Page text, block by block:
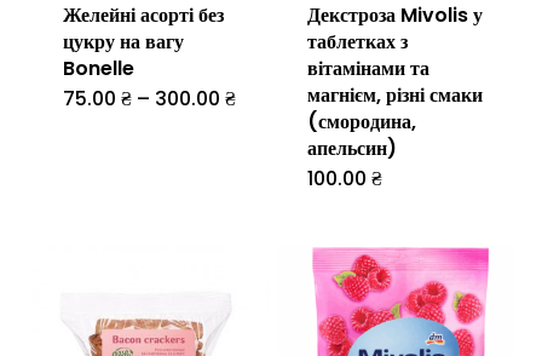
Желейні асорті без
цукру на вагу
Bonelle
75.00 ₴ – 300.00 ₴Діапазон
300.00 ₴
Цей
можна
Декстроза Mivolis у
таблетках з
вітамінами та
магнієм, різні смаки
(смородина,
апельсин)
100.00 ₴
має
кілька
варіантів.